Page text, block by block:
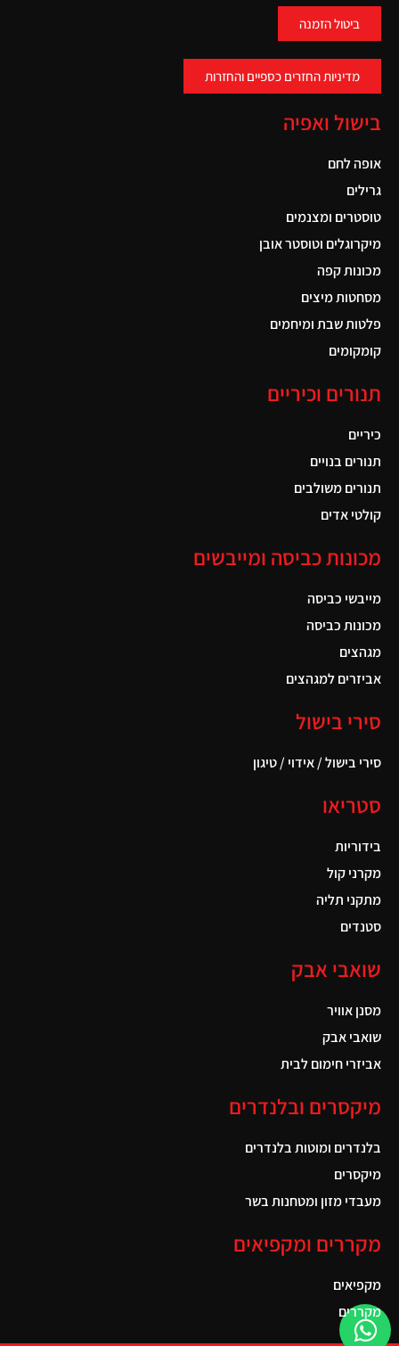
ביטול הזמנה
מדיניות החזרים כספיים והחזרות
בישול ואפיה
אופה לחם
גרילים
טוסטרים ומצנמים
מיקרוגלים וטוסטר אובן
מכונות קפה
מסחטות מיצים
פלטות שבת ומיחמים
קומקומים
תנורים וכיריים
כיריים
תנורים בנויים
תנורים משולבים
קולטי אדים
מכונות כביסה ומייבשים
מייבשי כביסה
מכונות כביסה
מגהצים
אביזרים למגהצים
סירי בישול
סירי בישול / אידוי / טיגון
סטריאו
בידוריות
מקרני קול
מתקני תליה
סטנדים
שואבי אבק
מסנן אוויר
שואבי אבק
אביזרי חימום לבית
מיקסרים ובלנדרים
בלנדרים ומוטות בלנדרים
מיקסרים
מעבדי מזון ומטחנות בשר
מקררים ומקפיאים
מקפיאים
מקררים